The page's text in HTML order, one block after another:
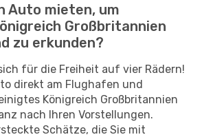
Auto mieten, um
Großbritannien
zu erkunden?
für die Freiheit auf vier Rädern!
direkt am Flughafen und
Königreich Großbritannien
nach Ihren Vorstellungen.
Schätze, die Sie mit